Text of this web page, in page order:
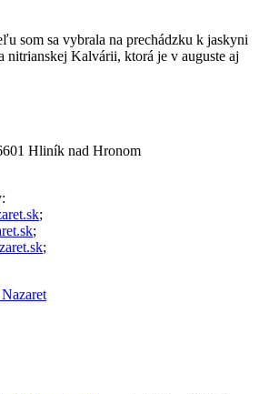
som sa vybrala na prechádzku k jaskyni
nitrianskej Kalvárii, ktorá je v auguste aj
Hliník nad Hronom
;
;
;